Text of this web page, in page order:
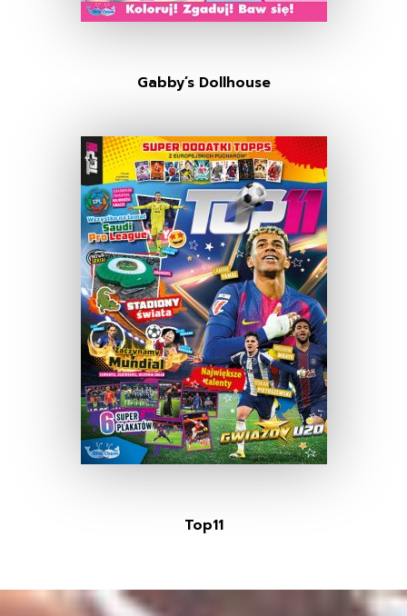
Gabby’s Dollhouse
Top11